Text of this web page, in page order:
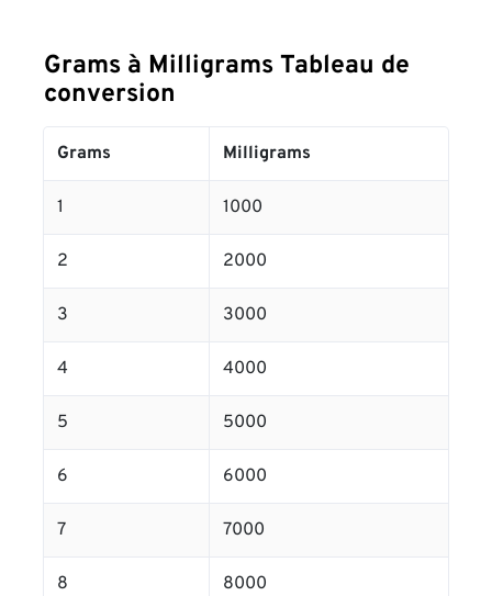
Grams à Milligrams Tableau de
conversion
Grams Milligrams
1 1000
2 2000
3 3000
4 4000
5 5000
6 6000
7 7000
8 8000